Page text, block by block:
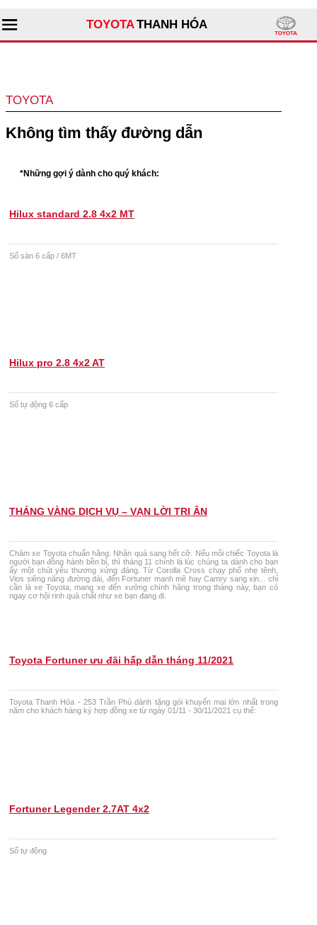
TOYOTATHANH HÓA
Tư vấn
TOYOTA
Không tìm thấy đường dẫn
*Những gợi ý dành cho quý khách:
Hilux standard 2.8 4x2 MT
Số sàn 6 cấp / 6MT
Hilux pro 2.8 4x2 AT
Số tự động 6 cấp
THÁNG VÀNG DỊCH VỤ – VẠN LỜI TRI ÂN
Chăm xe Toyota chuẩn hãng. Nhận quà sang hết cỡ. Nếu mỗi chiếc Toyota là
người bạn đồng hành bền bỉ, thì tháng 11 chính là lúc chúng ta dành cho bạn
ấy một chút yêu thương xứng đáng. Từ Corolla Cross chạy phố nhẹ tênh,
Vios siêng năng đường dài, đến Fortuner mạnh mẽ hay Camry sang xịn... chỉ
cần là xe Toyota, mang xe đến xưởng chính hãng trong tháng này, bạn có
ngay cơ hội rinh quà chất như xe bạn đang đi.
Toyota Fortuner ưu đãi hấp dẫn tháng 11/2021
Toyota Thanh Hóa - 253 Trần Phú dành tặng gói khuyến mại lớn nhất trong
năm cho khách hàng ký hợp đồng xe từ ngày 01/11 - 30/11/2021 cụ thể:
Fortuner Legender 2.7AT 4x2
Số tự động